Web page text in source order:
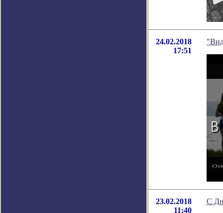
24.02.2018
17:51
23.02.2018
11:40
С